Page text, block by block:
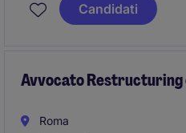
Candidati
Avvocato Restructuring
Roma